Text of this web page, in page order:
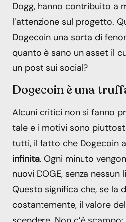
Dogg, hanno contribuito a
l’attenzione sul progetto.
Dogecoin una sorta di
quanto è sano un asset il
un post sui social?
Dogecoin è una
Alcuni critici non si fanno
tale e i motivi sono
tutti, il fatto che Dogecoin
infinita. Ogni minuto
nuovi DOGE, senza nessun
Questo significa che, se la
costantemente, il valore